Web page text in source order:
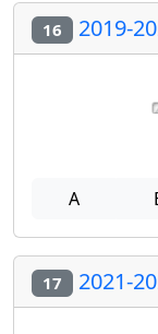
16 2019-
A
17 2021-